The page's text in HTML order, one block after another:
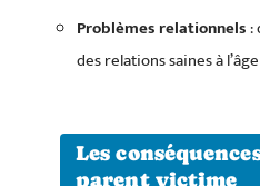
Problèmes relationnels:
des relations saines à
Les
parent victime